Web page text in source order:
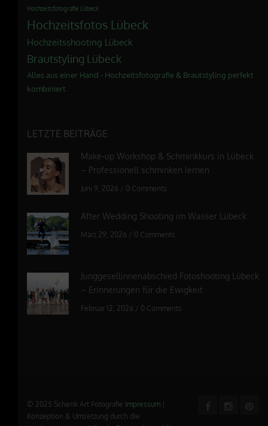
Hochzeitsfotografie Lübeck
Hochzeitsfotos Lübeck
Hochzeitsshooting Lübeck
Brautstyling Lübeck
Alles aus einer Hand - Hochzeitsfotografie & Brautstyling perfekt
kombiniert
LETZTE BEITRÄGE
Make-up Workshop & Schminkkurs in Lübeck
– Professionell schminken lernen
Juni 9, 2026 / 0 Comments
After Wedding Shooting im Wasser Lübeck
März 29, 2026 / 0 Comments
Junggesellinnenabschied Fotoshooting Lübeck
– Erinnerungen für die Ewigkeit
Februar 12, 2026 / 0 Comments
© 2025 Schenk Art Fotografie Impressum
Konzeption & Umsetzung durch die